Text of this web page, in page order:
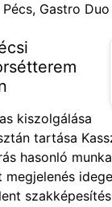
Pécs, Gastro
kiszolgálása
tartása
hasonló